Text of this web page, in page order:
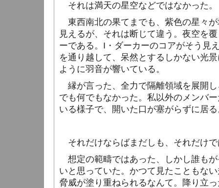
それは満天の星空などではなかった。
東西南北の果てまでも、紫色の星々
見えるが、それは断じて違う。夜空を
ーである。 I ・ダーカーのコアがそう見
を通り越して、呆然とするしかない光
ように羽音が響いている。
縁が言った、全力で隔離領域を展開
でも何でもなかった。私以外のメンバ
いる様子で、開いた口が塞がらずに居
それだけならばまだしも、それだけ
想定の範疇ではあった、しかし誰も
いと思っていた。かつて見たこともな
脅威が塗り重ねられるなんて。降り立